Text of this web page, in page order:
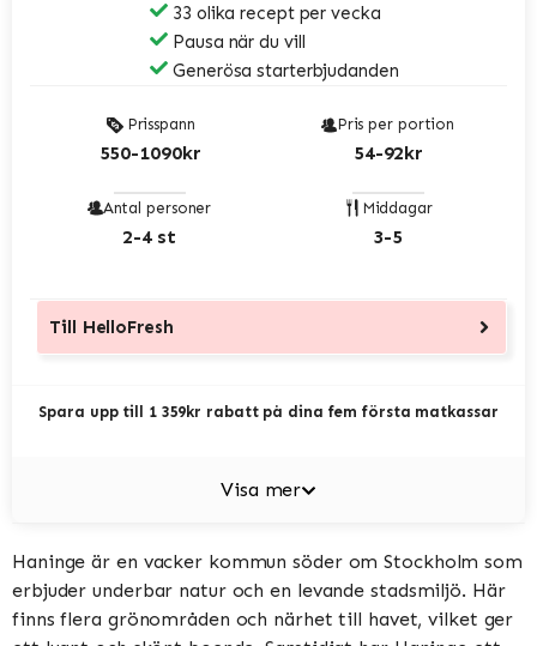
33 olika recept per vecka
Pausa när du vill
Generösa starterbjudanden
Prisspann
550-1090kr
Pris per portion
54-92kr
Antal personer
2-4 st
Middagar
3-5
Till HelloFresh
Spara upp till 1 359kr rabatt på dina fem första matkassar
Visa mer
Haninge är en vacker kommun söder om Stockholm som
erbjuder underbar natur och en levande stadsmiljö. Här
finns flera grönområden och närhet till havet, vilket ger